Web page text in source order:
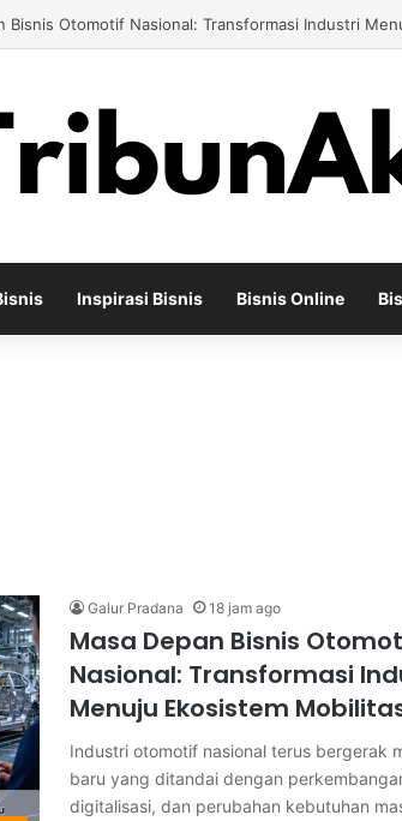
Air Minum Isi Ulang 2026: Cara
Inspirasi Bisnis Bisnis Online
Galur Pradana 18 jam ago
Masa Depan Bisnis
Nasional: Transformasi
Menuju Ekosistem
Industri otomotif nasional terus bergerak
baru yang ditandai dengan
digitalisasi, dan perubahan kebutuhan